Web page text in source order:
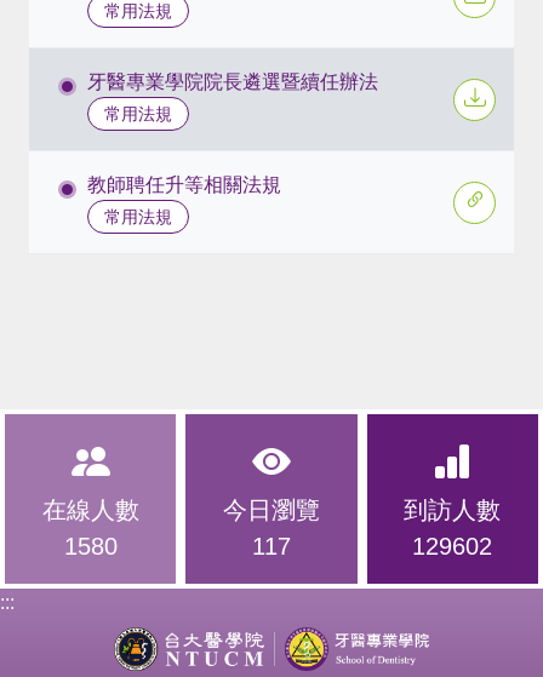
常用法規
牙醫專業學院院長遴選暨續任辦法
常用法規
教師聘任升等相關法規
常用法規
在線人數
1580
今日瀏覽
117
到訪人數
129602
:::